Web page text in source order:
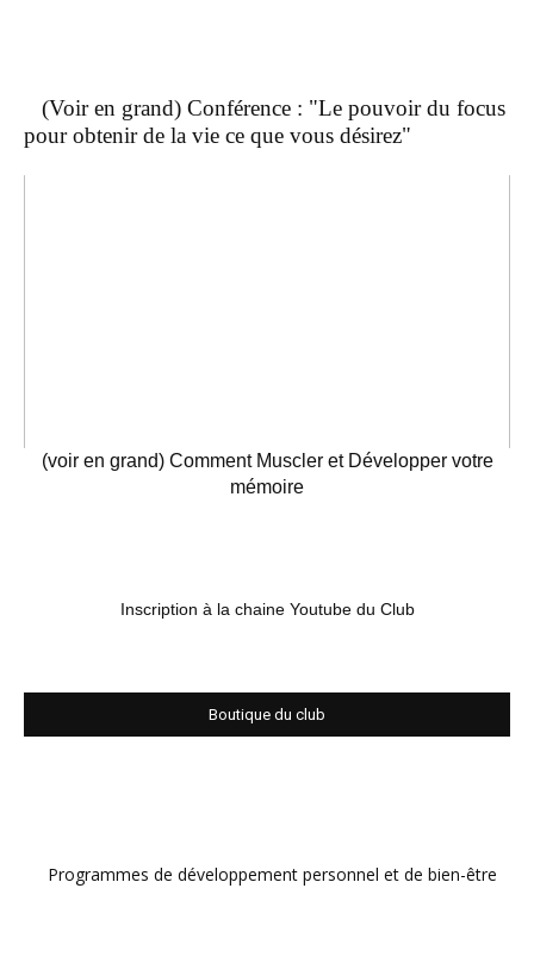
(Voir en grand) Conférence : "Le pouvoir du focus
pour obtenir de la vie ce que vous désirez"
(voir en grand) Comment Muscler et Développer votre
mémoire
Inscription à la chaine Youtube du Club
Boutique du club
Programmes de développement personnel et de bien-être